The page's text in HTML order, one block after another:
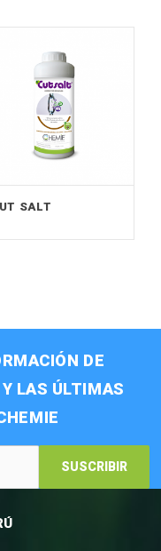
SALT
DE
LAS ÚLTIMAS
SUSCRIBIR